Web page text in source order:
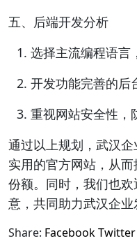
五、后端开发分析
选择主流编程语言
开发功能完善的后
重视网站安全性，
通过以上规划，武汉企
实用的官方网站，从
份额。同时，我们也
意，共同助力武汉企业
Share: FacebookTwitter